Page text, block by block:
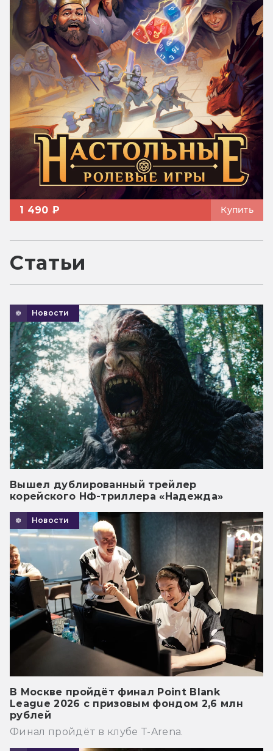
1 490 ₽ Купить
Статьи
Новости
Вышел дублированный трейлер
корейского НФ-триллера «Надежда»
Новости
В Москве пройдёт финал Point Blank
League 2026 с призовым фондом 2,6 млн
рублей
Финал пройдёт в клубе T-Arena.